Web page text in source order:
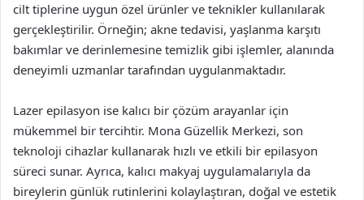
cilt tiplerine uygun özel ürünler ve teknikler kullanılarak
gerçekleştirilir. Örneğin; akne tedavisi, yaşlanma karşıtı
bakımlar ve derinlemesine temizlik gibi işlemler, alanında
deneyimli uzmanlar tarafından uygulanmaktadır.
Lazer epilasyon ise kalıcı bir çözüm arayanlar için
mükemmel bir tercihtir. Mona Güzellik Merkezi, son
teknoloji cihazlar kullanarak hızlı ve etkili bir epilasyon
süreci sunar. Ayrıca, kalıcı makyaj uygulamalarıyla da
bireylerin günlük rutinlerini kolaylaştıran, doğal ve estetik